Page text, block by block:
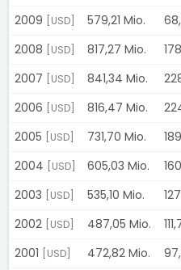
2009
[USD] 579,21 Mio.
2008
[USD] 817,27 Mio.
2007
[USD] 841,34 Mio.
2006
[USD] 816,47 Mio.
2005
[USD] 731,70 Mio.
2004
[USD] 605,03 Mio.
2003
[USD] 535,10 Mio.
2002
[USD] 487,05 Mio.
2001
[USD] 472,82 Mio.